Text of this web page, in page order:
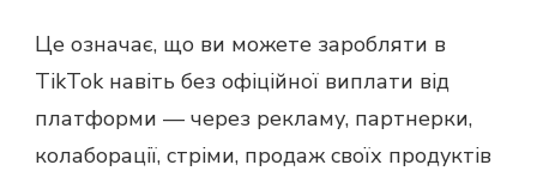
Це означає, що ви можете заробляти в
TikTok навіть без офіційної виплати від
платформи — через рекламу, партнерки,
колаборації, стріми, продаж своїх продуктів